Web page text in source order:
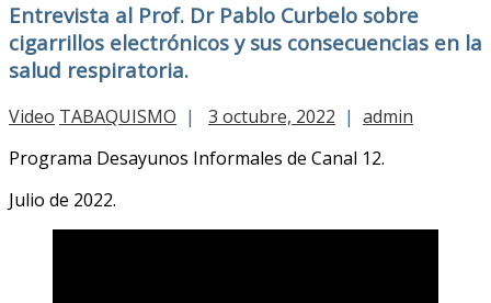
Entrevista al Prof. Dr Pablo Curbelo sobre
cigarrillos electrónicos y sus consecuencias en la
salud respiratoria.
Video TABAQUISMO | 3 octubre, 2022 | admin
Programa Desayunos Informales de Canal 12.
Julio de 2022.